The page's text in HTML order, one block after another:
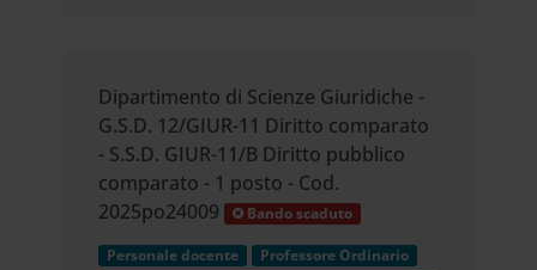
Dipartimento di Scienze Giuridiche -
G.S.D. 12/GIUR-11 Diritto comparato
- S.S.D. GIUR-11/B Diritto pubblico
comparato - 1 posto - Cod.
2025po24009
Bando scaduto
Personale docente
Professore Ordinario